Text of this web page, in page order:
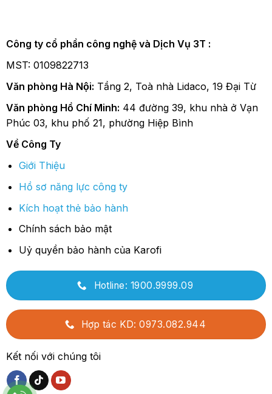
Công ty cổ phần công nghệ và Dịch Vụ 3T :
MST: 0109822713
Văn phòng Hà Nội: Tầng 2, Toà nhà Lidaco, 19 Đại Từ
Văn phòng Hồ Chí Minh: 44 đường 39, khu nhà ở Vạn
Phúc 03, khu phố 21, phường Hiệp Bình
Về Công Ty
Giới Thiệu
Hồ sơ năng lực công ty
Kích hoạt thẻ bảo hành
Chính sách bảo mật
Uỷ quyền bảo hành của Karofi
Hotline: 1900.9999.09
Hợp tác KD: 0973.082.944
Kết nối với chúng tôi